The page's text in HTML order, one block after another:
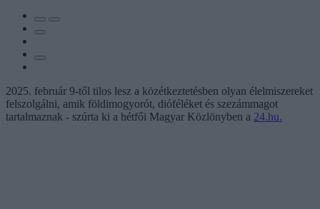
2025. február 9-től tilos lesz a közétkeztetésben olyan élelmiszereket
felszolgálni, amik földimogyorót, dióféléket és szezámmagot
tartalmaznak - szúrta ki a hétfői Magyar Közlönyben a 24.hu.